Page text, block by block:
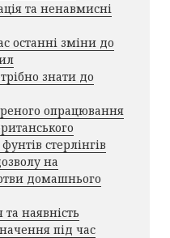
та ненавмисні
останні зміни до
знати до
опрацювання
стерлінгів
на
домашнього
наявність
під час